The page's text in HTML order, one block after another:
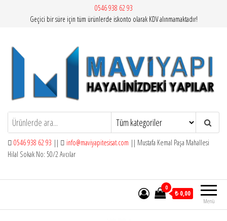
0546 938 62 93
Geçici bir süre için tüm ürünlerde iskonto olarak KDV alınmamaktadır!
Mavi Yapı | Vitra Artema
0546 938 62 93 || info@maviyapitesisat.com || Mustafa Kemal Paşa Mahallesi
Hilal Sokak No: 50/2 Avcılar
Menü
0
₺ 0,00